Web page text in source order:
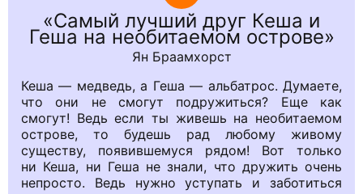
Самый лучший друг Кеша и
Геша на необитаемом острове
Ян Браамхорст
Кеша — медведь, а Геша — альбатрос. Думаете,
что они не смогут подружиться? Еще как
смогут! Ведь если ты живешь на необитаемом
острове, то будешь рад любому живому
существу, появившемуся рядом! Вот только
ни Кеша, ни Геша не знали, что дружить очень
непросто. Ведь нужно уступать и заботиться